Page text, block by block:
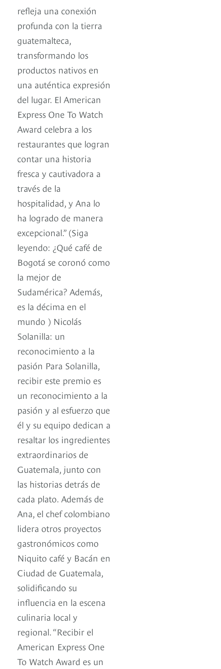
refleja una conexión
profunda con la tierra
guatemalteca,
transformando los
productos nativos en
una auténtica expresión
del lugar. El American
Express One To Watch
Award celebra a los
restaurantes que logran
contar una historia
fresca y cautivadora a
través de la
hospitalidad, y Ana lo
ha logrado de manera
excepcional.” (Siga
leyendo: ¿Qué café de
Bogotá se coronó como
la mejor de
Sudamérica? Además,
es la décima en el
mundo ) Nicolás
Solanilla: un
reconocimiento a la
pasión Para Solanilla,
recibir este premio es
un reconocimiento a la
pasión y al esfuerzo que
él y su equipo dedican a
resaltar los ingredientes
extraordinarios de
Guatemala, junto con
las historias detrás de
cada plato. Además de
Ana, el chef colombiano
lidera otros proyectos
gastronómicos como
Niquito café y Bacán en
Ciudad de Guatemala,
solidificando su
influencia en la escena
culinaria local y
regional. “Recibir el
American Express One
To Watch Award es un